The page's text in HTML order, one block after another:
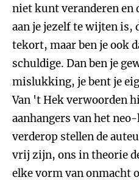
niet kunt veranderen en
aan je jezelf te wijten is,
tekort, maar ben je ook
schuldige. Dan ben je
mislukking, je bent je
Van 't Hek verwoorden
aanhangers van het
verderop stellen de
vrij zijn, ons in theorie
elke vorm van onmacht